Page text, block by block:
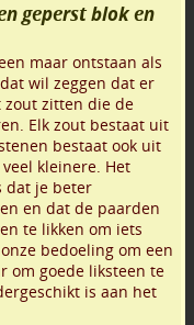
geperst blok en
maar ontstaan als
wil zeggen dat er
zitten die de
Elk zout bestaat uit
bestaat ook uit
kleinere. Het
dat je beter
en dat de paarden
te likken om iets
bedoeling om een
om goede liksteen te
is aan het